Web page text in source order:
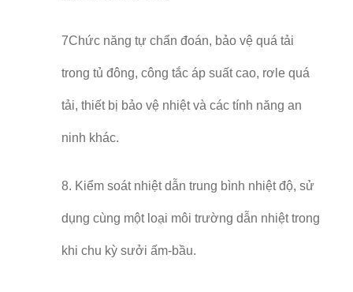
7Chức năng tự chẩn đoán, bảo vệ quá tải
trong tủ đông, công tắc áp suất cao, rơle quá
tải, thiết bị bảo vệ nhiệt và các tính năng an
ninh khác.
8. Kiểm soát nhiệt dẫn trung bình nhiệt độ, sử
dụng cùng một loại môi trường dẫn nhiệt trong
khi chu kỳ sưởi ấm-bầu.